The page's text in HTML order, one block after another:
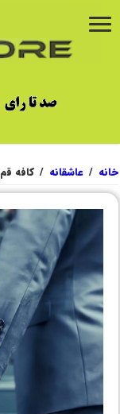
خانه / عاشقانه / کافه قم